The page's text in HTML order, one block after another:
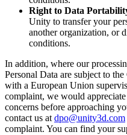
Right to Data
Unity to transfer your
another organization, or
conditions.
In addition, where our
Personal Data are subject to
with a European Union
complaint, we would
concerns before approaching
contact us at dpo@unity3d.com
complaint. You can find your